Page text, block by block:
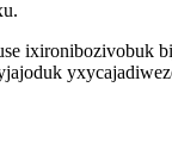
ixironibozivobuk